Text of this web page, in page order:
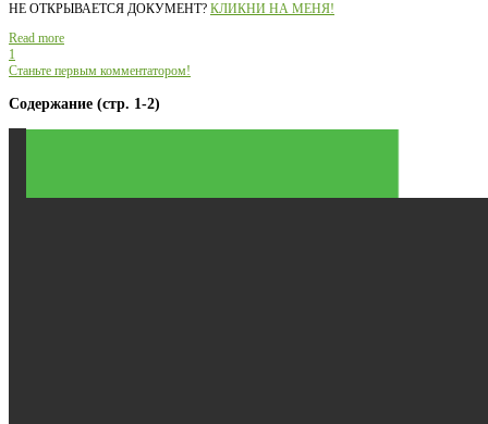
НЕ ОТКРЫВАЕТСЯ ДОКУМЕНТ? КЛИКНИ НА МЕНЯ!
Read more
1
Станьте первым комментатором!
Содержание (стр. 1-2)